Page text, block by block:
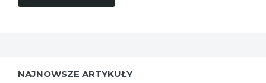
NAJNOWSZE ARTYKUŁY